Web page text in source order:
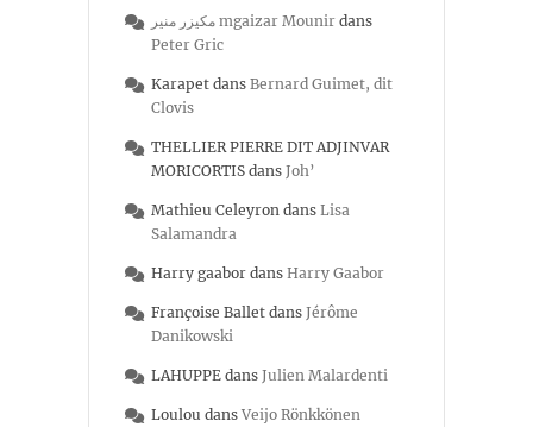
مكيزر منير mgaizar Mounir dans
Peter Gric
Karapet dans Bernard Guimet, dit
Clovis
THELLIER PIERRE DIT ADJINVAR
MORICORTIS dans Joh’
Mathieu Celeyron dans Lisa
Salamandra
Harry gaabor dans Harry Gaabor
Françoise Ballet dans Jérôme
Danikowski
LAHUPPE dans Julien Malardenti
Loulou dans Veijo Rönkkönen